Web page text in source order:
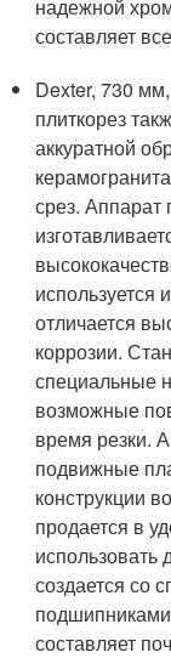
надежной
составляет
Dexter, 730
плиткорез
аккуратной
срез. Аппарат
используется
отличается
коррозии.
специальные
возможные
время резки.
подвижные
конструкции
продается в
использовать
создается со
составляет